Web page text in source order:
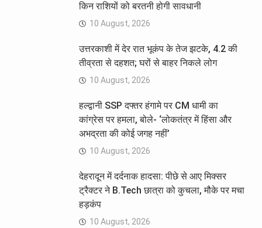
किन राशियों को बरतनी होगी सावधानी
10 August, 2026
उत्तरकाशी में देर रात भूकंप के तेज झटके, 4.2 की
तीव्रता से दहशत; घरों से बाहर निकले लोग
10 August, 2026
हल्द्वानी SSP दफ्तर हंगामे पर CM धामी का
कांग्रेस पर हमला, बोले- ‘लोकतंत्र में हिंसा और
अभद्रता की कोई जगह नहीं’
10 August, 2026
देहरादून में दर्दनाक हादसा: पीछे से आए मिक्सर
ट्रैक्टर ने B.Tech छात्रा को कुचला, मौके पर मचा
हड़कंप
10 August, 2026